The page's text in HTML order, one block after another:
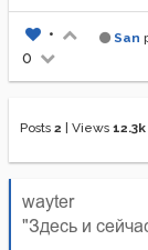
San
•
0
Posts 2 Views 12.3k
wayter
"Здесь и